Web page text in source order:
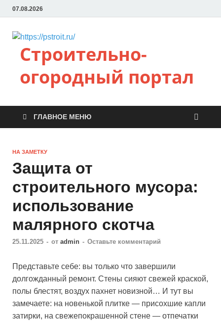
07.08.2026
Строительно-
огородный портал
ГЛАВНОЕ МЕНЮ
НА ЗАМЕТКУ
Защита от
строительного мусора:
использование
малярного скотча
25.11.2025 - от admin - Оставьте комментарий
Представьте себе: вы только что завершили
долгожданный ремонт. Стены сияют свежей краской,
полы блестят, воздух пахнет новизной… И тут вы
замечаете: на новенькой плитке — присохшие капли
затирки, на свежепокрашенной стене — отпечатки